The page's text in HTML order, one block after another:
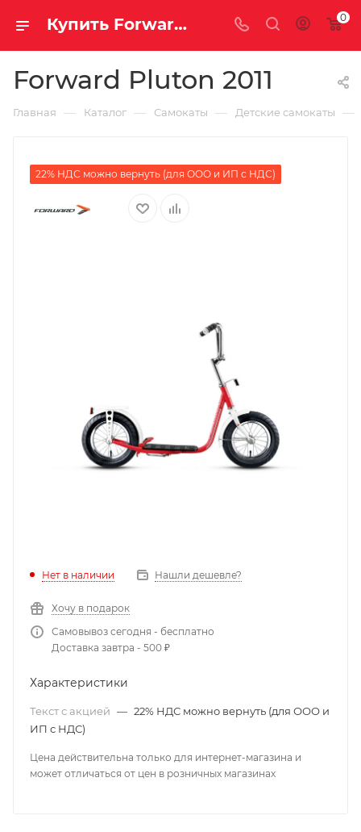
Купить Forward Pluton 2011 за рублей, а со скидкой 0
Forward Pluton 2011
Главная — Каталог — Самокаты — Детские самокаты —
22% НДС можно вернуть (для ООО и ИП с НДС)
Нет в наличии Нашли дешевле?
Хочу в подарок
Самовывоз сегодня - бесплатно
Доставка завтра - 500 ₽
Характеристики
Текст с акцией — 22% НДС можно вернуть (для ООО и
ИП с НДС)
Цена действительна только для интернет-магазина и
может отличаться от цен в розничных магазинах